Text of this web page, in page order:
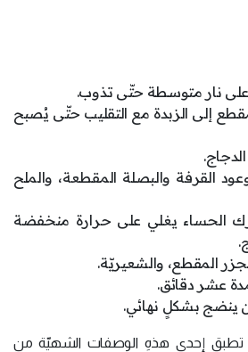
على نار متوسطة حتّى تذوب.
إلى الزبدة مع التقليب حتّى يُصبح
القرفة والبصلة المقطعة، والملح
الحساء يغلي على حرارة منخفضة
المقطع، والشعيريّة.
عشر دقائق.
ينضج بشكلٍ نهائي.
تطبق إحدى هذهِ الوصفات الشهيّة من